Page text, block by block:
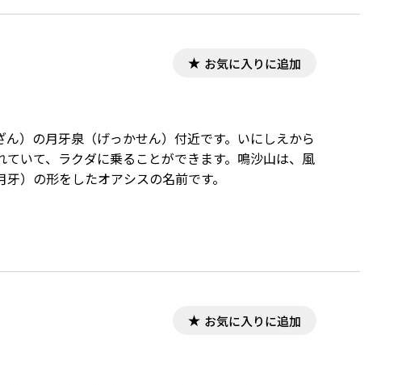
お気に入りに追加
）の月牙泉（げっかせん）付近です。いにしえから
いて、ラクダに乗ることができます。鳴沙山は、風
）の形をしたオアシスの名前です。
お気に入りに追加